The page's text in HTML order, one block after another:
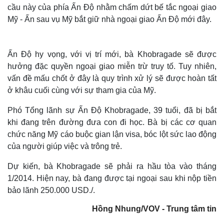
Thế giới
Quan sát
Cuộc sống đó đây
Multimedia
Video
Ảnh
Infographic
cầu này của phía Ấn Độ nhằm chấm dứt bế tắc ngoại giao
Mỹ - Ấn sau vụ Mỹ bắt giữ nhà ngoại giao Ấn Độ mới đây.
Ấn Độ hy vọng, với vị trí mới, bà Khobragade sẽ được
hưởng đặc quyền ngoại giao miễn trừ truy tố. Tuy nhiên,
vấn đề mấu chốt ở đây là quy trình xử lý sẽ được hoàn tất
ở khâu cuối cùng với sự tham gia của Mỹ.
Phó Tổng lãnh sự Ấn Độ Khobragade, 39 tuổi, đã bị bắt
khi đang trên đường đưa con đi học. Bà bị các cơ quan
chức năng Mỹ cáo buộc gian lận visa, bóc lột sức lao động
của người giúp việc và trông trẻ.
Dự kiến, bà Khobragade sẽ phải ra hầu tòa vào tháng
1/2014. Hiện nay, bà đang được tại ngoại sau khi nộp tiền
bảo lãnh 250.000 USD./.
Hồng Nhung/VOV - Trung tâm tin